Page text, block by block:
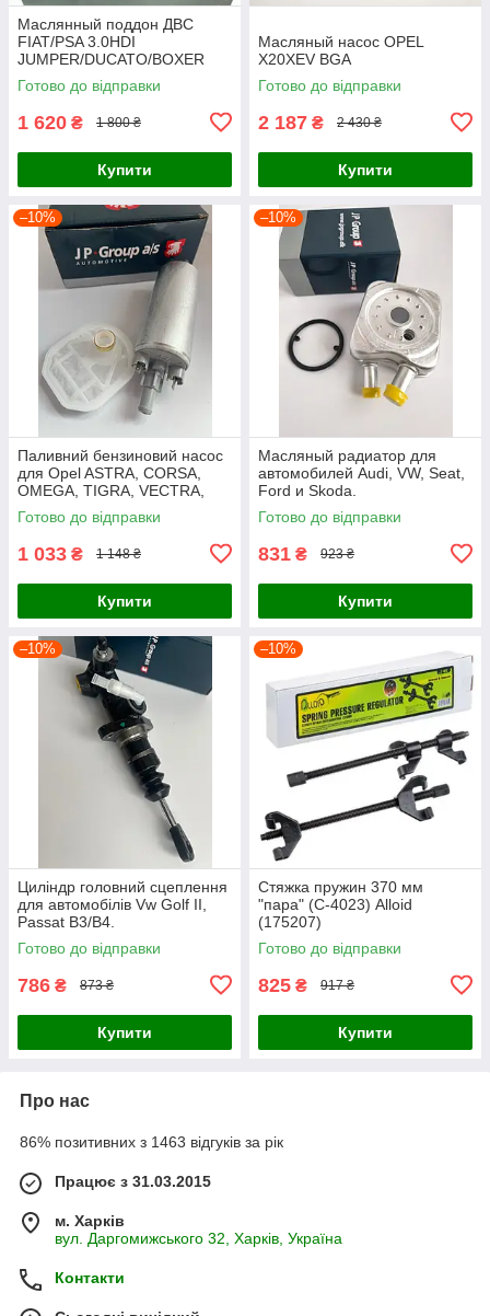
Маслянный поддон ДВС
FIAT/PSA 3.0HDI
JUMPER/DUCATO/BOXER
2006-2012 BGA
Готово до відправки
1 620 ₴ 1 800 ₴
Купити
Масляный насос OPEL
X20XEV BGA
Готово до відправки
2 187 ₴ 2 430 ₴
Купити
–10%
Паливний бензиновий насос
для Opel ASTRA, CORSA,
OMEGA, TIGRA, VECTRA,
ZAFIRA
Готово до відправки
1 033 ₴ 1 148 ₴
Купити
–10%
Масляный радиатор для
автомобилей Audi, VW, Seat,
Ford и Skoda.
Готово до відправки
831 ₴ 923 ₴
Купити
–10%
Циліндр головний сцеплення
для автомобілів Vw Golf II,
Passat B3/B4.
Готово до відправки
786 ₴ 873 ₴
Купити
–10%
Стяжка пружин 370 мм
"пара" (С-4023) Alloid
(175207)
Готово до відправки
825 ₴ 917 ₴
Купити
Про нас
86% позитивних з 1463 відгуків за рік
Працює з 31.03.2015
м. Харків
вул. Даргомижського 32, Харків, Україна
Контакти